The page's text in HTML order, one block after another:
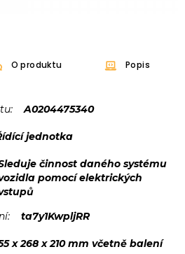
O produktu Popis
A0204475340
jednotka
činnost daného systému
pomocí elektrických
ta7y1KwpljRR
x 268 x 210 mm včetně balení